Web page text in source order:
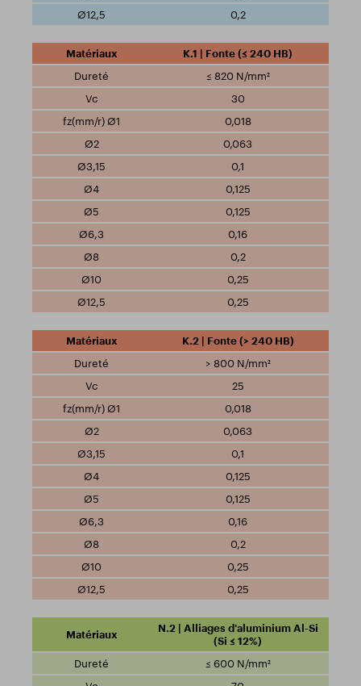
0,2
K.1 | Fonte (≤ 240 HB)
≤ 820 N/mm²
30
0,018
0,063
0,1
0,125
0,125
0,16
0,2
0,25
0,25
K.2 | Fonte (> 240 HB)
> 800 N/mm²
25
0,018
0,063
0,1
0,125
0,125
0,16
0,2
0,25
0,25
N.2 | Alliages d'aluminium Al-Si
(Si ≤ 12%)
≤ 600 N/mm²